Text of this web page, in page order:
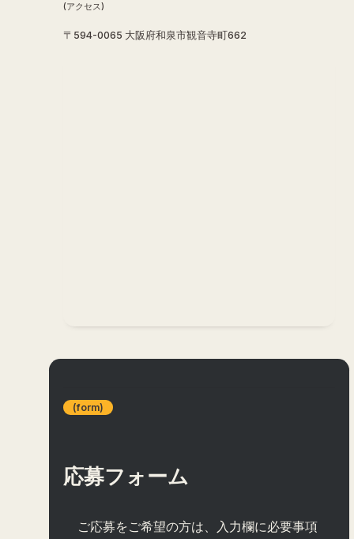
(アクセス)
〒594-0065 大阪府和泉市観音寺町662
(form)
応募フォーム
ご応募をご希望の方は、入力欄に必要事項